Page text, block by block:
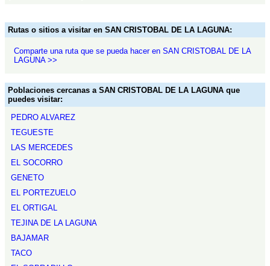
Rutas o sitios a visitar en SAN CRISTOBAL DE LA LAGUNA:
Comparte una ruta que se pueda hacer en SAN CRISTOBAL DE LA
LAGUNA >>
Poblaciones cercanas a SAN CRISTOBAL DE LA LAGUNA que
puedes visitar:
PEDRO ALVAREZ
TEGUESTE
LAS MERCEDES
EL SOCORRO
GENETO
EL PORTEZUELO
EL ORTIGAL
TEJINA DE LA LAGUNA
BAJAMAR
TACO